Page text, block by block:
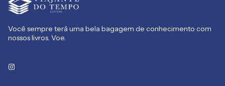
Você sempre terá uma bela bagagem de conhecimento com
nossos livros. Voe.